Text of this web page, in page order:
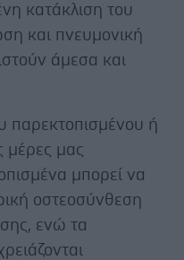
κατάκλιση του
και πνευμονική
άμεσα και
παρεκτοπισμένου ή
μέρες μας
μπορεί να
οστεοσύνθεση
ενώ τα